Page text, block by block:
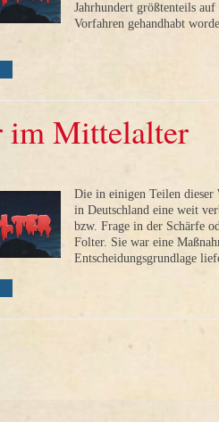
Jahrhundert größtenteils
Vorfahren gehandhabt
im Mittelalter
Die in einigen Teilen
in Deutschland eine weit
bzw. Frage in der Schärfe
Folter. Sie war eine
Entscheidungsgrundlage